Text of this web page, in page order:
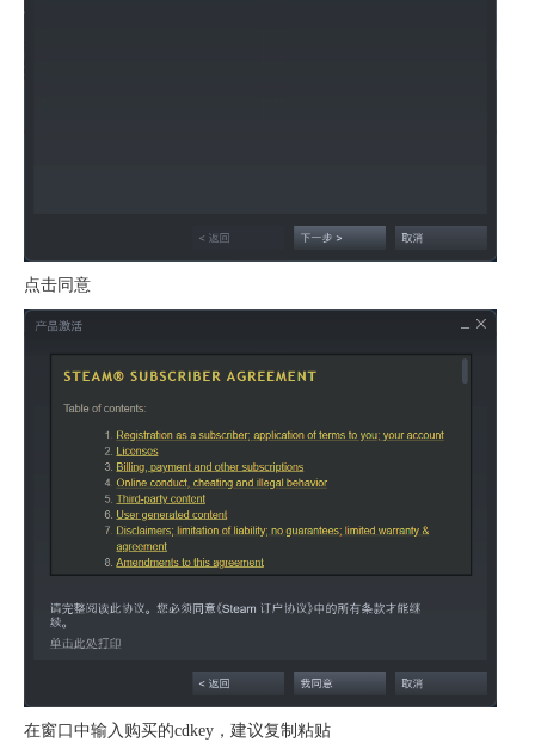
点击同意
在窗口中输入购买的cdkey，建议复制粘贴